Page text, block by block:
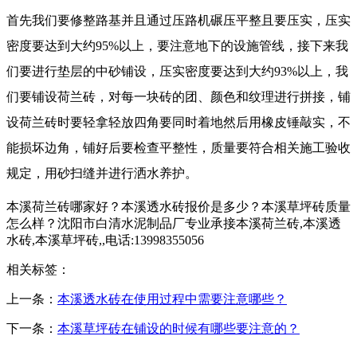
首先我们要修整路基并且通过压路机碾压平整且要压实，压实
密度要达到大约95%以上，要注意地下的设施管线，接下来我
们要进行垫层的中砂铺设，压实密度要达到大约93%以上，我
们要铺设荷兰砖，对每一块砖的团、颜色和纹理进行拼接，铺
设荷兰砖时要轻拿轻放四角要同时着地然后用橡皮锤敲实，不
能损坏边角，铺好后要检查平整性，质量要符合相关施工验收
规定，用砂扫缝并进行洒水养护。
本溪荷兰砖哪家好？本溪透水砖报价是多少？本溪草坪砖质量
怎么样？沈阳市白清水泥制品厂专业承接本溪荷兰砖,本溪透
水砖,本溪草坪砖,,电话:13998355056
相关标签：
上一条： 本溪透水砖在使用过程中需要注意哪些？
下一条： 本溪草坪砖在铺设的时候有哪些要注意的？